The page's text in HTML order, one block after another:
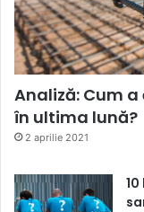
Analiză: Cum
în ultima lună?
2 aprilie 2021